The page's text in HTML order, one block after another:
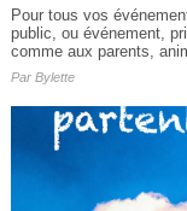
Pour tous vos
public, ou événement,
comme aux parents,
Par Bylette